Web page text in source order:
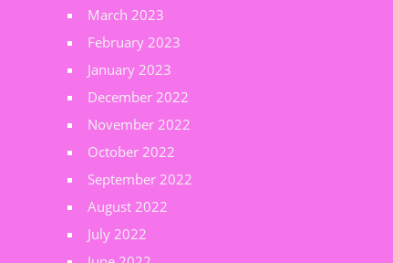
March 2023
February 2023
January 2023
December 2022
November 2022
October 2022
September 2022
August 2022
July 2022